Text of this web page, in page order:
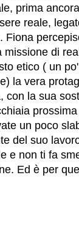
prima
reale,
Fiona
missione di
etico ( un
la vera
con la sua
un poco
del suo
e non ti fa
Ed è per